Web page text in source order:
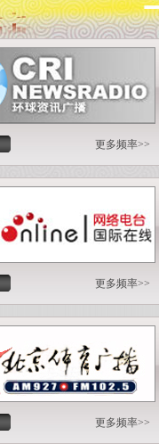
更多频率>>
更多频率>>
更多频率>>